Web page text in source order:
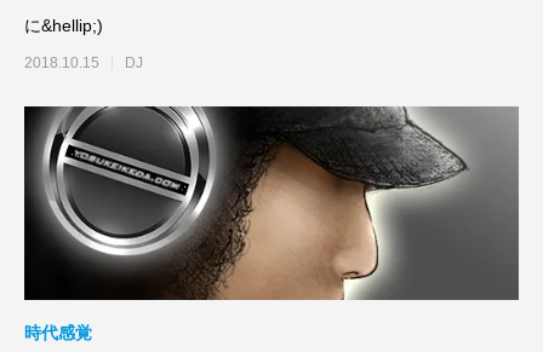
に&hellip;)
2018.10.15 DJ
時代感覚